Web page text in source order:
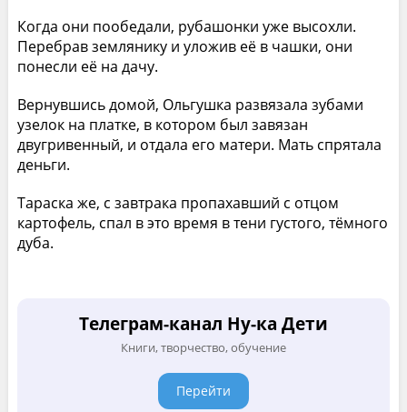
Когда они пообедали, рубашонки уже высохли.
Перебрав землянику и уложив её в чашки, они
понесли её на дачу.
Вернувшись домой, Ольгушка развязала зубами
узелок на платке, в котором был завязан
двугривенный, и отдала его матери. Мать спрятала
деньги.
Тараска же, с завтрака пропахавший с отцом
картофель, спал в это время в тени густого, тёмного
дуба.
Телеграм-канал Ну-ка Дети
Книги, творчество, обучение
Перейти